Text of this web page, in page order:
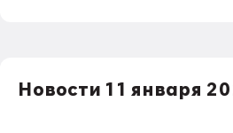
Новости 11 января